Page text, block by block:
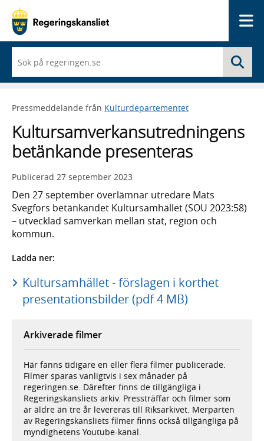
du
börjar
skriva
framträder
lista
med
sökförslag
Pressmeddelande från Kulturdepartementet
Kultursamverkansutredningens
betänkande presenteras
Publicerad 27 september 2023
Den 27 september överlämnar utredare Mats
Svegfors betänkandet Kultursamhället (SOU 2023:58)
– utvecklad samverkan mellan stat, region och
kommun.
Ladda ner:
Kultursamhället - förslagen i korthet
presentationsbilder (pdf 4 MB)
Arkiverade filmer
Här fanns tidigare en eller flera filmer publicerade.
Filmer sparas vanligtvis i sex månader på
regeringen.se. Därefter finns de tillgängliga i
Regeringskansliets arkiv. Pressträffar och filmer som
är äldre än tre år levereras till Riksarkivet. Merparten
av Regeringskansliets filmer finns också tillgängliga på
myndighetens Youtube-kanal.